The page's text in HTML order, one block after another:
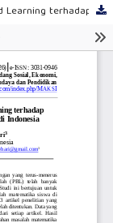
Meta-Analisis Efektivitas Model Problem Based Learning terhadap Kemampuan Pemecahan Masalah Matematis Siswa di Indonesia